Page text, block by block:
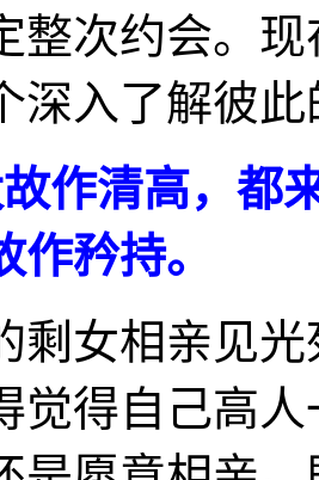
整次约会。
深入了解彼
作清高，都
矜持。
女相亲见光
觉得自己高